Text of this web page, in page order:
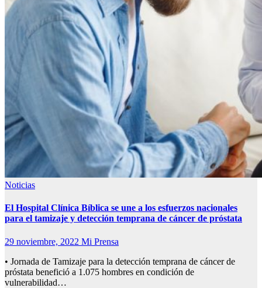
Noticias
El Hospital Clínica Bíblica se une a los esfuerzos nacionales
para el tamizaje y detección temprana de cáncer de próstata
29 noviembre, 2022 Mi Prensa
• Jornada de Tamizaje para la detección temprana de cáncer de
próstata benefició a 1.075 hombres en condición de
vulnerabilidad…